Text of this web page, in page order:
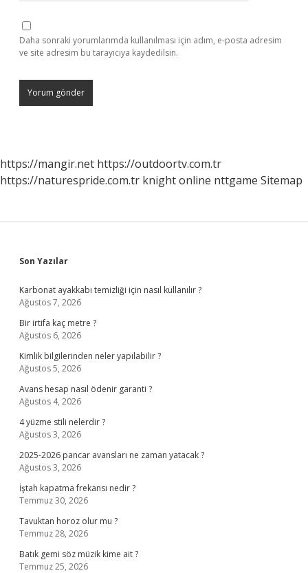
Daha sonraki yorumlarımda kullanılması için adım, e-posta adresim
ve site adresim bu tarayıcıya kaydedilsin.
https://mangir.net https://outdoortv.com.tr
https://naturespride.com.tr knight online nttgame Sitemap
Sidebar
Son Yazılar
Karbonat ayakkabı temizliği için nasıl kullanılır ?
Ağustos 7, 2026
Bir irtifa kaç metre ?
Ağustos 6, 2026
Kimlik bilgilerinden neler yapılabilir ?
Ağustos 5, 2026
Avans hesap nasıl ödenir garanti ?
Ağustos 4, 2026
4 yüzme stili nelerdir ?
Ağustos 3, 2026
2025-2026 pancar avansları ne zaman yatacak ?
Ağustos 3, 2026
İştah kapatma frekansı nedir ?
Temmuz 30, 2026
Tavuktan horoz olur mu ?
Temmuz 28, 2026
Batık gemi söz müzik kime ait ?
Temmuz 25, 2026